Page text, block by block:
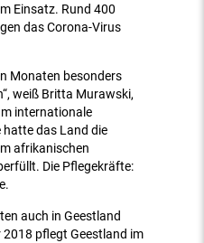
Einsatz. Rund 400
das Corona-Virus
Monaten besonders
weiß Britta Murawski,
internationale
hatte das Land die
afrikanischen
Die Pflegekräfte:
auch in Geestland
pflegt Geestland im